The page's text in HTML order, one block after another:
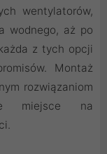
wentylatorów,
wodnego, aż po
z tych opcji
Montaż
rozwiązaniom
miejsce na